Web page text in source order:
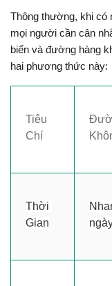
Thông thường, khi có
mọi người cần cân
biển và đường hàng
hai phương thức này:
Tiêu
Chí
Thời
Gian